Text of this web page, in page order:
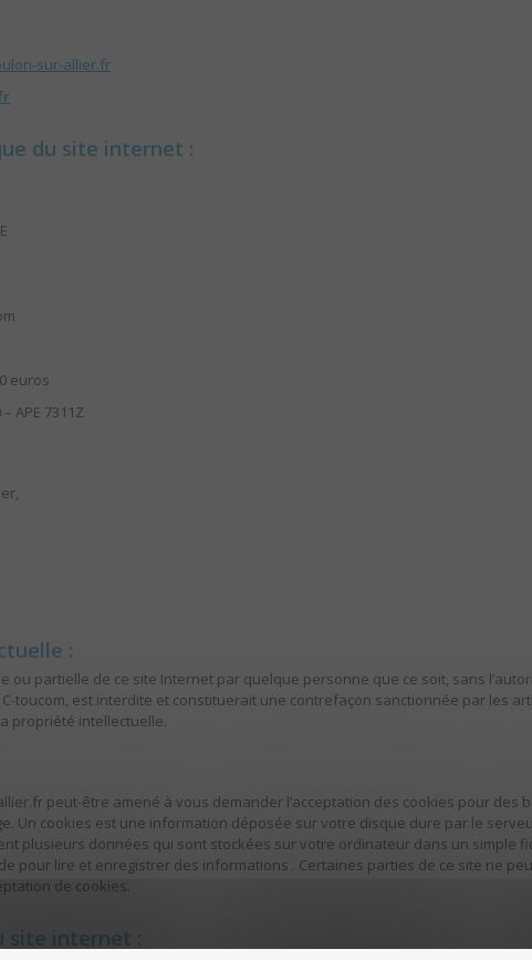
sur-allier.fr
du site internet :
euros
APE 7311Z
:
ou partielle de ce site Internet par quelque personne que ce soit, sans
toucom, est interdite et constituerait une contrefaçon sanctionnée par les
propriété intellectuelle.
peut-être amené à vous demander l’acceptation des cookies pour des
Un cookies est une information déposée sur votre disque dure par le
plusieurs données qui sont stockées sur votre ordinateur dans un simple
pour lire et enregistrer des informations . Certaines parties de ce site ne
de cookies.
site internet :